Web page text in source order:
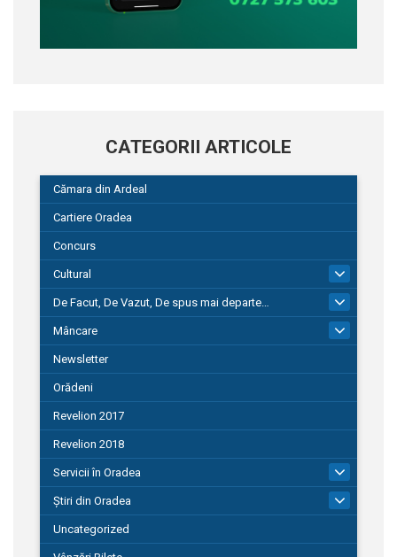
CATEGORII ARTICOLE
Cămara din Ardeal
Cartiere Oradea
Concurs
Cultural
De Facut, De Vazut, De spus mai departe…
580
Mâncare
Newsletter
Orădeni
Revelion 2017
Revelion 2018
Servicii în Oradea
Știri din Oradea
Uncategorized